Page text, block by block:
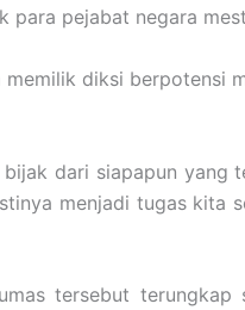
pejabat negara
diksi
dari siapapun
menjadi tugas kita
tersebut